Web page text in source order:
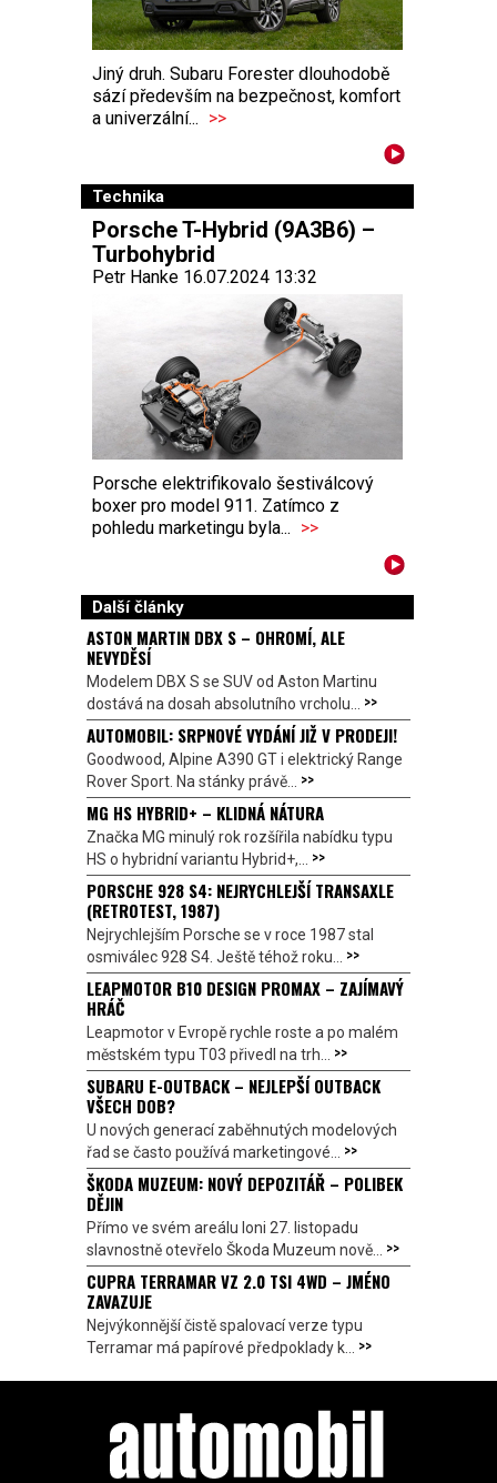
Jiný druh. Subaru Forester dlouhodobě
sází především na bezpečnost, komfort
a univerzální... >>
Technika
Porsche T-Hybrid (9A3B6) –
Turbohybrid
Petr Hanke 16.07.2024 13:32
Porsche elektrifikovalo šestiválcový
boxer pro model 911. Zatímco z
pohledu marketingu byla... >>
Další články
ASTON MARTIN DBX S – OHROMÍ, ALE
NEVYDĚSÍ
Modelem DBX S se SUV od Aston Martinu
dostává na dosah absolutního vrcholu... >>
AUTOMOBIL: SRPNOVÉ VYDÁNÍ JIŽ V PRODEJI!
Goodwood, Alpine A390 GT i elektrický Range
Rover Sport. Na stánky právě... >>
MG HS HYBRID+ – KLIDNÁ NÁTURA
Značka MG minulý rok rozšířila nabídku typu
HS o hybridní variantu Hybrid+,... >>
PORSCHE 928 S4: NEJRYCHLEJŠÍ TRANSAXLE
(RETROTEST, 1987)
Nejrychlejším Porsche se v roce 1987 stal
osmiválec 928 S4. Ještě téhož roku... >>
LEAPMOTOR B10 DESIGN PROMAX – ZAJÍMAVÝ
HRÁČ
Leapmotor v Evropě rychle roste a po malém
městském typu T03 přivedl na trh... >>
SUBARU E-OUTBACK – NEJLEPŠÍ OUTBACK
VŠECH DOB?
U nových generací zaběhnutých modelových
řad se často používá marketingové... >>
ŠKODA MUZEUM: NOVÝ DEPOZITÁŘ – POLIBEK
DĚJIN
Přímo ve svém areálu loni 27. listopadu
slavnostně otevřelo Škoda Muzeum nově... >>
CUPRA TERRAMAR VZ 2.0 TSI 4WD – JMÉNO
ZAVAZUJE
Nejvýkonnější čistě spalovací verze typu
Terramar má papírové předpoklady k... >>